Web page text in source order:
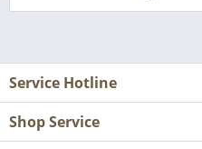
Service Hotline
Shop Service